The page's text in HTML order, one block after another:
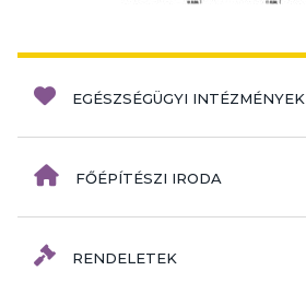
EGÉSZSÉGÜGYI INTÉZMÉNYEK
FŐÉPÍTÉSZI IRODA
RENDELETEK